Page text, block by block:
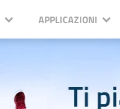
APPLICAZIONI